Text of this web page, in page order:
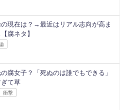
の現在は？→最近はリアル志向が高ま
腐ネタ】
腐女子？「死ぬのは誰でもできる」
ぎて草
衝撃